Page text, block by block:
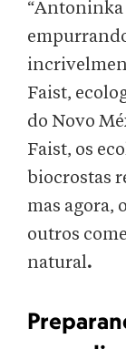
“Antoninka
Faist,
do Novo
Faist, os
biocrostas
mas agora,
outros
natural.